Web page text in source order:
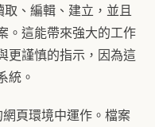
、編輯、建立，並且
。這能帶來強大的工作
更謹慎的指示，因為這
統。
頁環境中運作。檔案